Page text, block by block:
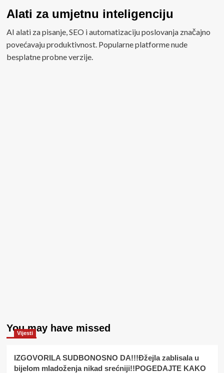
Alati za umjetnu inteligenciju
AI alati za pisanje, SEO i automatizaciju poslovanja značajno
povećavaju produktivnost. Popularne platforme nude
besplatne probne verzije.
You may have missed
Vijesti
IZGOVORILA SUDBONOSNO DA!!!Đžejla zablisala u
bijelom mladoženja nikad srećniji!!POGEDAJTE KAKO